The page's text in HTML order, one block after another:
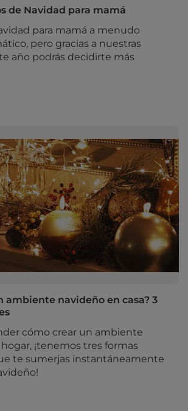
de Navidad para mamá
para mamá a menudo
pero gracias a nuestras
año podrás decidirte más
ambiente navideño en casa? 3
cómo crear un ambiente
¡tenemos tres formas
te sumerjas instantáneamente